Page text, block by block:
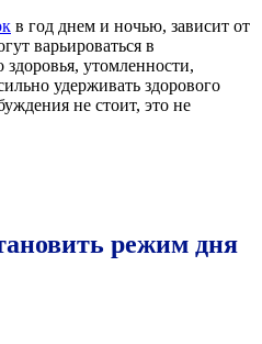
в год днем и ночью, зависит от
варьироваться в
здоровья, утомленности,
удерживать здорового
не стоит, это не
режим дня